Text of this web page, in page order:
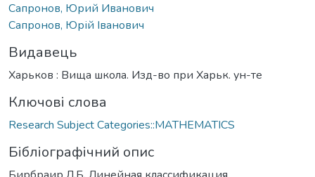
Сапронов, Юрий Иванович
Сапронов, Юрій Іванович
Видавець
Харьков : Вища школа. Изд-во при Харьк. ун-те
Ключові слова
Research Subject Categories::MATHEMATICS
Бібліографічний опис